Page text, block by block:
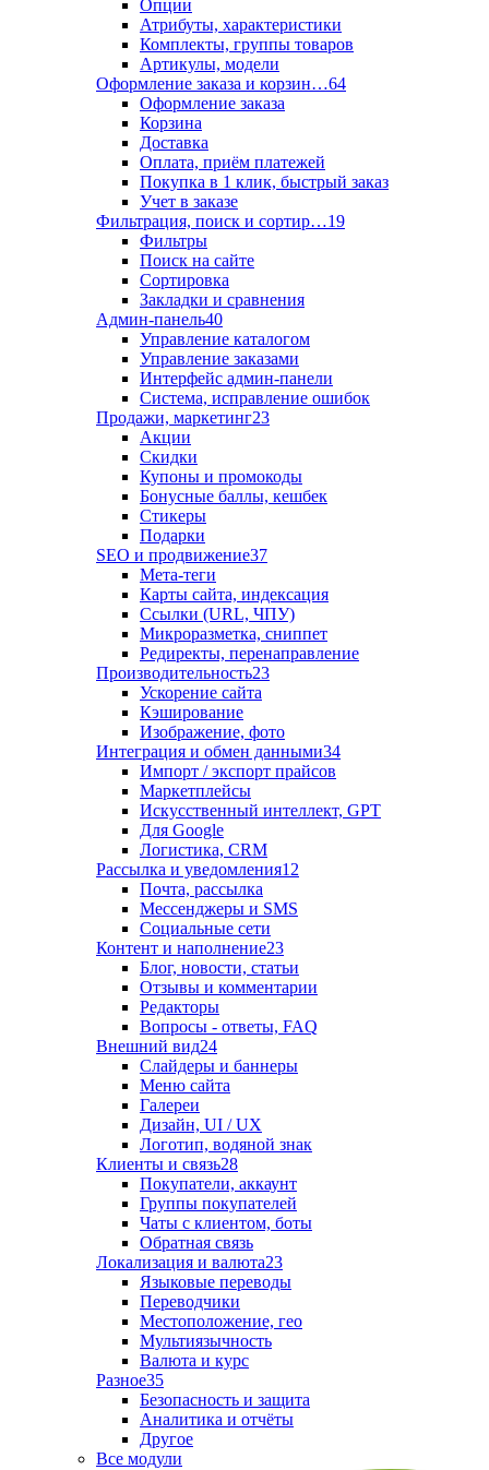
Опции
Атрибуты, характеристики
Комплекты, группы товаров
Артикулы, модели
Оформление заказа и корзин…64
Оформление заказа
Корзина
Доставка
Оплата, приём платежей
Покупка в 1 клик, быстрый заказ
Учет в заказе
Фильтрация, поиск и сортир…19
Фильтры
Поиск на сайте
Сортировка
Закладки и сравнения
Админ-панель40
Управление каталогом
Управление заказами
Интерфейс админ-панели
Система, исправление ошибок
Продажи, маркетинг23
Акции
Скидки
Купоны и промокоды
Бонусные баллы, кешбек
Стикеры
Подарки
SEO и продвижение37
Мета-теги
Карты сайта, индексация
Ссылки (URL, ЧПУ)
Микроразметка, сниппет
Редиректы, перенаправление
Производительность23
Ускорение сайта
Кэширование
Изображение, фото
Интеграция и обмен данными34
Импорт / экспорт прайсов
Маркетплейсы
Искусственный интеллект, GPT
Для Google
Логистика, CRM
Рассылка и уведомления12
Почта, рассылка
Мессенджеры и SMS
Социальные сети
Контент и наполнение23
Блог, новости, статьи
Отзывы и комментарии
Редакторы
Вопросы - ответы, FAQ
Внешний вид24
Слайдеры и баннеры
Меню сайта
Галереи
Дизайн, UI / UX
Логотип, водяной знак
Клиенты и связь28
Покупатели, аккаунт
Группы покупателей
Чаты с клиентом, боты
Обратная связь
Локализация и валюта23
Языковые переводы
Переводчики
Местоположение, гео
Мультиязычность
Валюта и курс
Разное35
Безопасность и защита
Аналитика и отчёты
Другое
Все модули